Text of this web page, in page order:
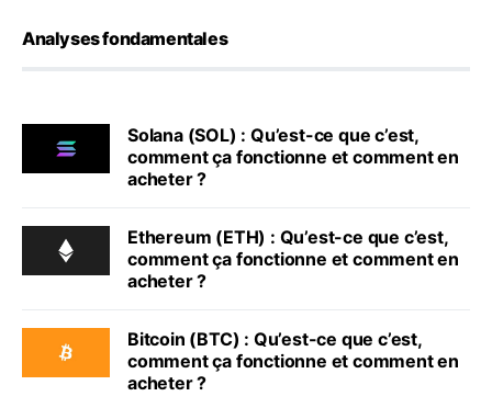
Analyses fondamentales
Solana (SOL) : Qu’est-ce que c’est,
comment ça fonctionne et comment en
acheter ?
Ethereum (ETH) : Qu’est-ce que c’est,
comment ça fonctionne et comment en
acheter ?
Bitcoin (BTC) : Qu’est-ce que c’est,
comment ça fonctionne et comment en
acheter ?